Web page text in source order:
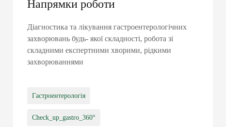
Напрямки роботи
Діагностика та лікування гастроентерологічних
захворювань будь- якої складності, робота зі
складними експертними хворими, рідкими
захворюваннями
Гастроентерологія
Check_up_gastro_360°